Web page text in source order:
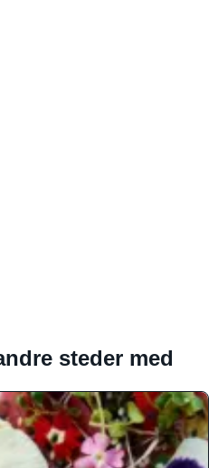
steder med